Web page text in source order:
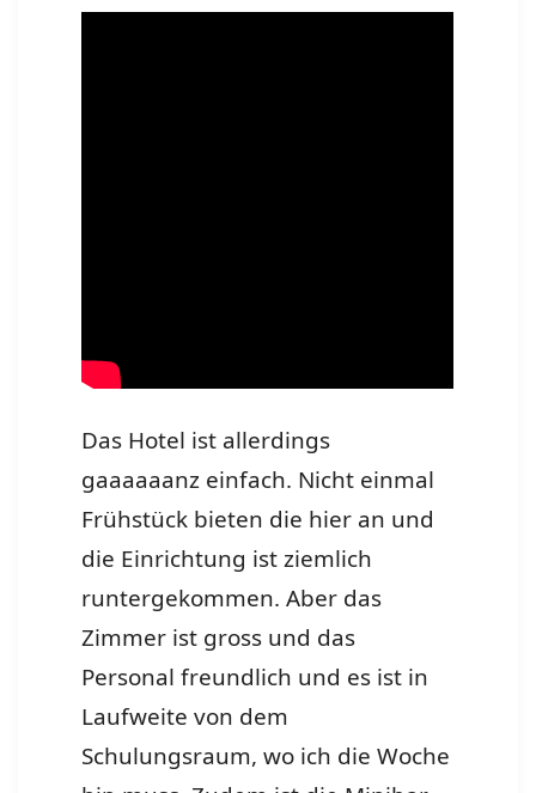
Das Hotel ist allerdings
gaaaaaanz einfach. Nicht einmal
Frühstück bieten die hier an und
die Einrichtung ist ziemlich
runtergekommen. Aber das
Zimmer ist gross und das
Personal freundlich und es ist in
Laufweite von dem
Schulungsraum, wo ich die Woche